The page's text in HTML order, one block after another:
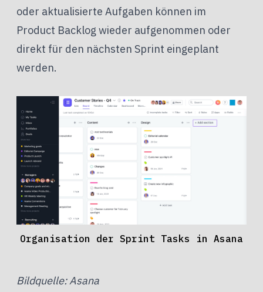
oder aktualisierte Aufgaben können im
Product Backlog wieder aufgenommen oder
direkt für den nächsten Sprint eingeplant
werden.
Organisation der Sprint Tasks in Asana
Bildquelle: Asana